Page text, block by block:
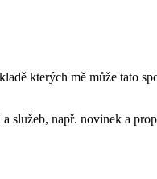
kterých mě může tato
např. novinek a